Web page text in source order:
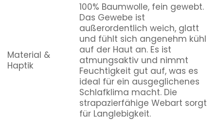
Material &
Haptik
100% Baumwolle, fein gewebt.
Das Gewebe ist
außerordentlich weich, glatt
und fühlt sich angenehm kühl
auf der Haut an. Es ist
atmungsaktiv und nimmt
Feuchtigkeit gut auf, was es
ideal für ein ausgeglichenes
Schlafklima macht. Die
strapazierfähige Webart sorgt
für Langlebigkeit.